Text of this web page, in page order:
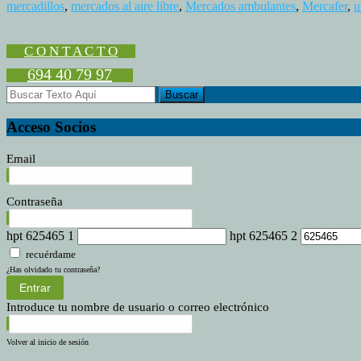
mercadillos, mercados al aire libre, Mercados ambulantes, Mercafer,
C O N T A C T O
694 40 79 97
Acceso Socios
Email
Contraseña
hpt 625465 1 hpt 625465 2
recuérdame
¿Has olvidado tu contraseña?
Entrar
Introduce tu nombre de usuario o correo electrónico
Volver al inicio de sesión